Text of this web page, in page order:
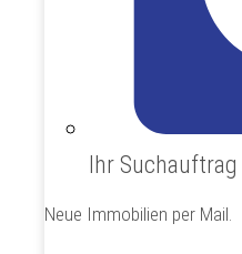
Ihr Suchauftrag
Neue Immobilien per Mail.